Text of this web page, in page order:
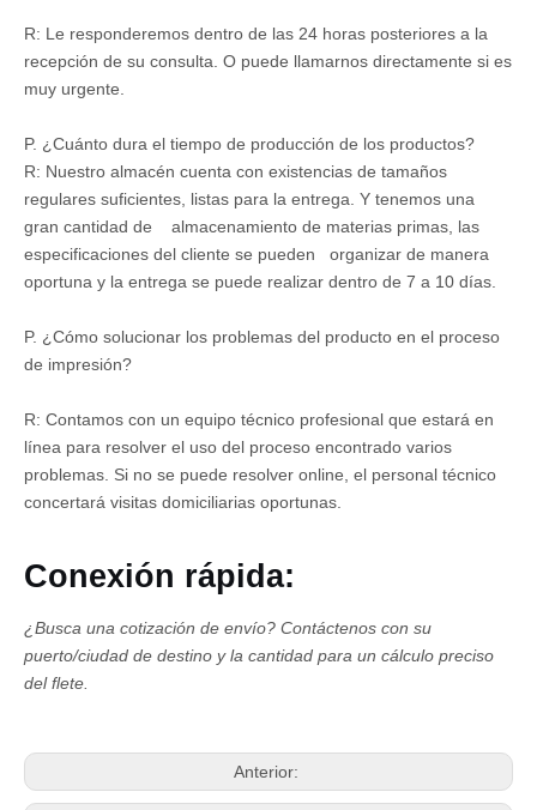
R: Le responderemos dentro de las 24 horas posteriores a la
recepción de su consulta. O puede llamarnos directamente si es
muy urgente.
P. ¿Cuánto dura el tiempo de producción de los productos?
R: Nuestro almacén cuenta con existencias de tamaños
regulares suficientes, listas para la entrega. Y tenemos una
gran cantidad de almacenamiento de materias primas, las
especificaciones del cliente se pueden organizar de manera
oportuna y la entrega se puede realizar dentro de 7 a 10 días.
P. ¿Cómo solucionar los problemas del producto en el proceso
de impresión?
R: Contamos con un equipo técnico profesional que estará en
línea para resolver el uso del proceso encontrado varios
problemas. Si no se puede resolver online, el personal técnico
concertará visitas domiciliarias oportunas.
Conexión rápida:
¿Busca una cotización de envío? Contáctenos con su
puerto/ciudad de destino y la cantidad para un cálculo preciso
del flete.
Anterior: